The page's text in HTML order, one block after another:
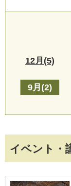
イベント・
12月(5)
9月(2)